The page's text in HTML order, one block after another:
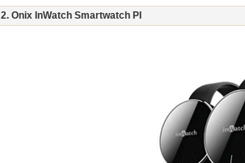
2. Onix InWatch Smartwatch PI